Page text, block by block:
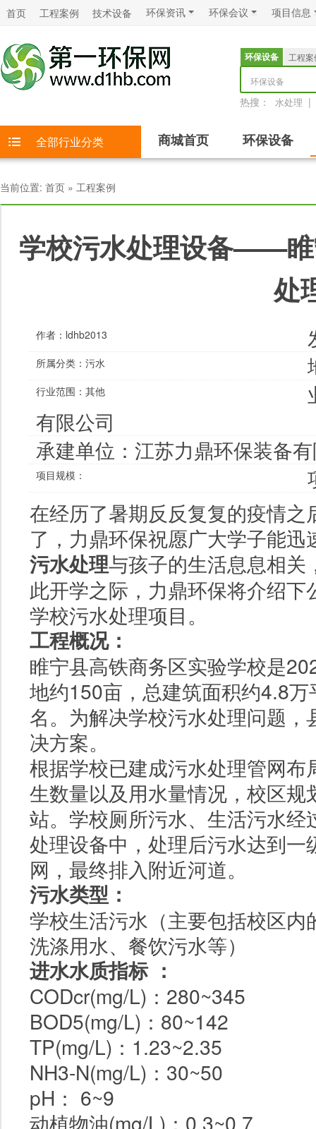
首页 工程案例 技术设备 环保资讯 环保会议 项目信息
环保设备
工程案
环保设备
热搜： 水处理 |
全部行业分类 商城首页 环保设备
当前位置: 首页 » 工程案例
学校污水处理设备——
处
作者： ldhb2013
所属分类： 污水
行业范围： 其他
有限公司
承建单位： 江苏力鼎环保装备
项目规模：
在经历了暑期反反复复的疫情
了，力鼎环保祝愿广大学子能
污水处理与孩子的生活息息相关
此开学之际，力鼎环保将介绍
学校污水处理项目。
工程概况：
睢宁县高铁商务区实验学校是
地约150亩，总建筑面积约4.8
名。为解决学校污水处理问题
决方案。
根据学校已建成污水处理管网
生数量以及用水量情况，校区
站。学校厕所污水、生活污水
处理设备中，处理后污水达到
网，最终排入附近河道。
污水类型：
学校生活污水（主要包括校区
洗涤用水、餐饮污水等）
进水水质指标 ：
CODcr(mg/L)：280~345
BOD5(mg/L)：80~142
TP(mg/L)：1.23~2.35
NH3-N(mg/L)：30~50
pH： 6~9
动植物油(mg/L)：0.3~0.7